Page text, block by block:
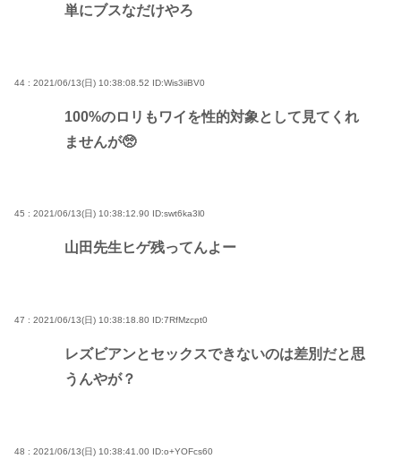
単にブスなだけやろ
44 : 2021/06/13(日) 10:38:08.52 ID:Wis3iiBV0
100%のロリもワイを性的対象として見てくれ
ませんが🥺
45 : 2021/06/13(日) 10:38:12.90 ID:swt6ka3l0
山田先生ヒゲ残ってんよー
47 : 2021/06/13(日) 10:38:18.80 ID:7RfMzcpt0
レズビアンとセックスできないのは差別だと思
うんやが？
48 : 2021/06/13(日) 10:38:41.00 ID:o+YOFcs60